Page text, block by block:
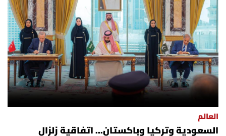
العالم
السعودية وتركيا وباكستان... اتفاقية زلزال